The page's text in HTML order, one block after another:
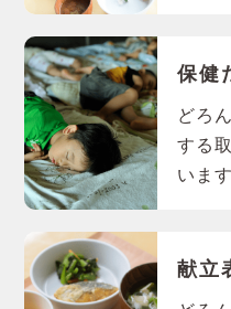
保健
どろ
する
います
献立